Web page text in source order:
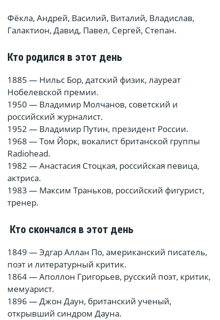
Фёкла, Андрей, Василий, Виталий, Владислав,
Галактион, Давид, Павел, Сергей, Степан.
Кто родился в этот день
1885 — Нильс Бор, датский физик, лауреат
Нобелевской премии.
1950 — Владимир Молчанов, советский и
российский журналист.
1952 — Владимир Путин, президент России.
1968 — Том Йорк, вокалист британской группы
Radiohead.
1982 — Анастасия Стоцкая, российская певица,
актриса.
1983 — Максим Траньков, российский фигурист,
тренер.
Кто скончался в этот день
1849 — Эдгар Аллан По, американский писатель,
поэт и литературный критик.
1864 — Аполлон Григорьев, русский поэт, критик,
мемуарист.
1896 — Джон Даун, британский ученый,
открывший синдром Дауна.